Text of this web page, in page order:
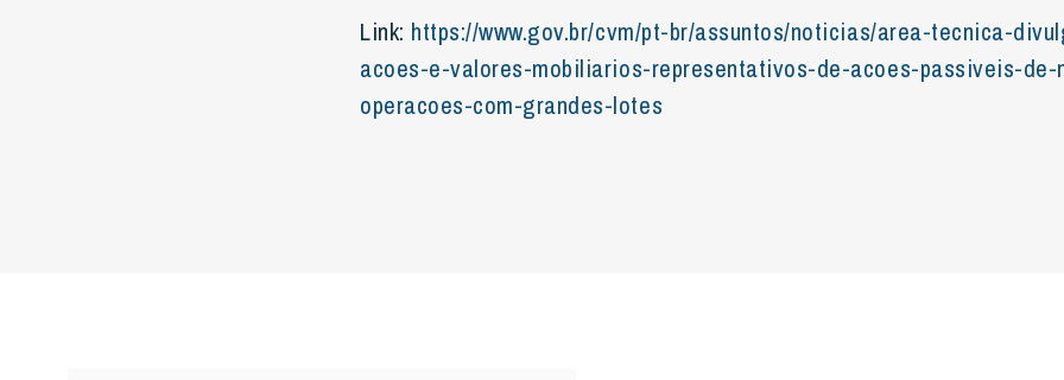
Link: https://www.gov.br/cvm/pt-br/assuntos/noticias/area-tecnica-
acoes-e-valores-mobiliarios-representativos-de-acoes-passiveis-
operacoes-com-grandes-lotes